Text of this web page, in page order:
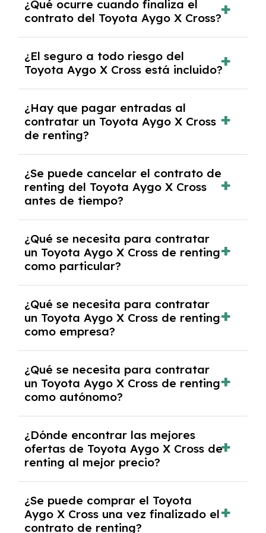
contrato y puede variar entre 10,000 y
30,000 km anuales. Si excedes ese límite,
puede haber un cargo adicional.
¿Qué ocurre cuando finaliza el
contrato del Toyota Aygo X Cross?
coche, renovarlo por uno nuevo o, en algunos
casos, comprarlo a un precio previamente
acordado.
¿El seguro a todo riesgo del
Toyota Aygo X Cross está incluido?
Aygo X Cross con el seguro a todo riesgo sin
franquicia incluido dentro de las cuotas
mensuales.
¿Hay que pagar entradas al
contratar un Toyota Aygo X Cross
de renting?
tendrás que pagar ningún tipo de entrada
salvo en casos que lo exija el proveedor
debido al resultado del estudio de viabilidad
económica.
¿Se puede cancelar el contrato de
renting del Toyota Aygo X Cross
antes de tiempo?
pero puede haber penalizaciones por
cancelación anticipada. Es importante revisar
las condiciones del contrato y hablar con un
experto que te asesore.
¿Qué se necesita para contratar
un Toyota Aygo X Cross de renting
como particular?
y, en algunos casos, una consulta de solvencia
crediticia y un pago inicial.
¿Qué se necesita para contratar
un Toyota Aygo X Cross de renting
como empresa?
documentación financiera y, en algunos
casos, un informe de solvencia de la empresa
y un pago inicial.
¿Qué se necesita para contratar
un Toyota Aygo X Cross de renting
como autónomo?
autónomos, justificante de ingresos y, en
algunos casos, un informe fiscal y un pago
inicial.
¿Dónde encontrar las mejores
ofertas de Toyota Aygo X Cross de
renting al mejor precio?
mejores ofertas de vehículos de renting con
todos los gastos incluidos y sin pagar
¿Se puede comprar el Toyota
Aygo X Cross una vez finalizado el
contrato de renting?